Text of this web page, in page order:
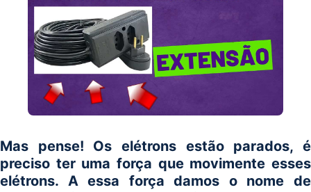
Mas pense! Os elétrons estão parados, é
preciso ter uma força que movimente esses
elétrons. A essa força damos o nome de